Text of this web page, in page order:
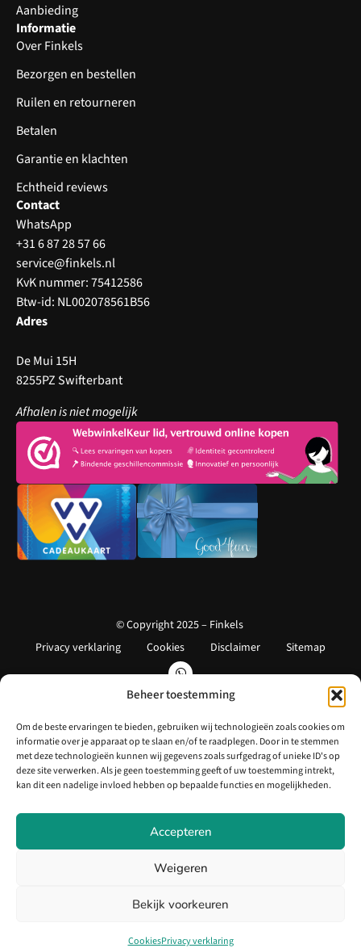
Beheer toestemming
Om de beste ervaringen te bieden, gebruiken wij technologieën zoals cookies om
informatie over je apparaat op te slaan en/of te raadplegen. Door in te stemmen
met deze technologieën kunnen wij gegevens zoals surfgedrag of unieke ID's op
deze site verwerken. Als je geen toestemming geeft of uw toestemming intrekt,
kan dit een nadelige invloed hebben op bepaalde functies en mogelijkheden.
Accepteren
Weigeren
Bekijk voorkeuren
CookiesPrivacy verklaring
Aanbieding
Informatie
Over Finkels
Bezorgen en bestellen
Ruilen en retourneren
Betalen
Garantie en klachten
Echtheid reviews
Contact
WhatsApp
+31 6 87 28 57 66
service@finkels.nl
KvK nummer: 75412586
Btw-id: NL002078561B56
Adres
De Mui 15H
8255PZ Swifterbant
Afhalen is niet mogelijk
© Copyright 2025 – Finkels
Privacy verklaring
Cookies Disclaimer Sitemap